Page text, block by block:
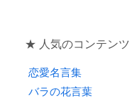
k
★ 人気のコンテンツ
恋愛名言集
バラの花言葉